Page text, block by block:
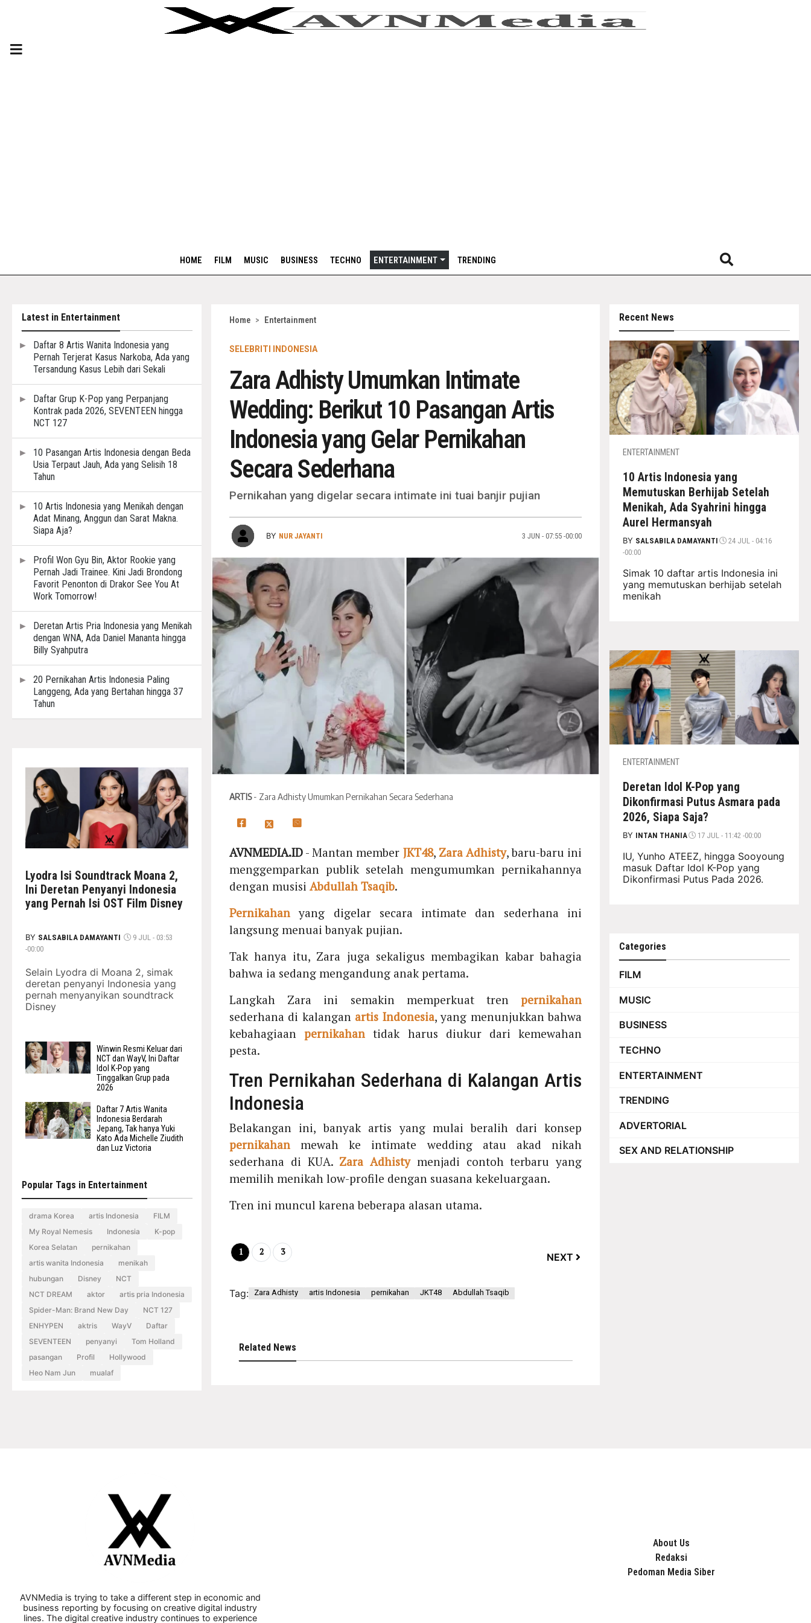
HOME FILM MUSIC BUSINESS TECHNO ENTERTAINMENT TRENDING
Latest in Entertainment
Daftar 8 Artis Wanita Indonesia yang
Pernah Terjerat Kasus Narkoba, Ada yang
Tersandung Kasus Lebih dari Sekali
Daftar Grup K-Pop yang Perpanjang
Kontrak pada 2026, SEVENTEEN hingga
NCT 127
10 Pasangan Artis Indonesia dengan Beda
Usia Terpaut Jauh, Ada yang Selisih 18
Tahun
10 Artis Indonesia yang Menikah dengan
Adat Minang, Anggun dan Sarat Makna.
Siapa Aja?
Profil Won Gyu Bin, Aktor Rookie yang
Pernah Jadi Trainee. Kini Jadi Brondong
Favorit Penonton di Drakor See You At
Work Tomorrow!
Deretan Artis Pria Indonesia yang Menikah
dengan WNA, Ada Daniel Mananta hingga
Billy Syahputra
20 Pernikahan Artis Indonesia Paling
Langgeng, Ada yang Bertahan hingga 37
Tahun
Lyodra Isi Soundtrack Moana 2,
Ini Deretan Penyanyi Indonesia
yang Pernah Isi OST Film Disney
BY SALSABILA DAMAYANTI
9 JUL - 03:53
-00:00
Selain Lyodra di Moana 2, simak
deretan penyanyi Indonesia yang
pernah menyanyikan soundtrack
Disney
Winwin Resmi Keluar dari
NCT dan WayV, Ini Daftar
Idol K-Pop yang
Tinggalkan Grup pada
2026
Daftar 7 Artis Wanita
Indonesia Berdarah
Jepang, Tak hanya Yuki
Kato Ada Michelle Ziudith
dan Luz Victoria
Popular Tags in Entertainment
drama Korea artis Indonesia
FILM
My Royal Nemesis
Indonesia
K-pop
Korea Selatan
pernikahan
artis wanita Indonesia
menikah
hubungan
Disney
NCT
NCT DREAM
aktor
artis pria Indonesia
Spider-Man: Brand New Day
NCT 127
ENHYPEN
aktris WayV
Daftar
SEVENTEEN
penyanyi
Tom Holland
pasangan
Profil
Hollywood
Heo Nam Jun
mualaf
Home > Entertainment
SELEBRITI INDONESIA
Zara Adhisty Umumkan Intimate
Wedding: Berikut 10 Pasangan Artis
Indonesia yang Gelar Pernikahan
Secara Sederhana
Pernikahan yang digelar secara intimate ini tuai banjir pujian
BY NUR JAYANTI 3 JUN - 07:55 -00:00
ARTIS- Zara Adhisty Umumkan Pernikahan Secara Sederhana
AVNMEDIA.ID - Mantan member JKT48, Zara Adhisty, baru-baru ini
menggemparkan publik setelah mengumumkan pernikahannya
dengan musisi Abdullah Tsaqib.
Pernikahan yang digelar secara intimate dan sederhana ini
langsung menuai banyak pujian.
Tak hanya itu, Zara juga sekaligus membagikan kabar bahagia
bahwa ia sedang mengandung anak pertama.
Langkah Zara ini semakin memperkuat tren pernikahan
sederhana di kalangan artis Indonesia, yang menunjukkan bahwa
kebahagiaanpernikahan tidak harus diukur dari kemewahan
pesta.
Tren Pernikahan Sederhana di Kalangan Artis
Indonesia
Belakangan ini, banyak artis yang mulai beralih dari konsep
pernikahan mewah ke intimate wedding atau akad nikah
sederhana di KUA. Zara Adhistymenjadi contoh terbaru yang
memilih menikah low-profile dengan suasana kekeluargaan.
Tren ini muncul karena beberapa alasan utama.
1 2 3 NEXT
Tag: Zara Adhisty artis Indonesia pernikahan JKT48 Abdullah Tsaqib
Related News
Recent News
ENTERTAINMENT
10 Artis Indonesia yang
Memutuskan Berhijab Setelah
Menikah, Ada Syahrini hingga
Aurel Hermansyah
BY SALSABILA DAMAYANTI
24 JUL - 04:16
-00:00
Simak 10 daftar artis Indonesia ini
yang memutuskan berhijab setelah
menikah
ENTERTAINMENT
Deretan Idol K-Pop yang
Dikonfirmasi Putus Asmara pada
2026, Siapa Saja?
BY INTAN THANIA 17 JUL - 11:42 -00:00
IU, Yunho ATEEZ, hingga Sooyoung
masuk Daftar Idol K-Pop yang
Dikonfirmasi Putus Pada 2026.
Categories
FILM
MUSIC
BUSINESS
TECHNO
ENTERTAINMENT
TRENDING
ADVERTORIAL
SEX AND RELATIONSHIP
AVNMedia is trying to take a different step in economic and
business reporting by focusing on creative digital industry
lines. The digital creative industry continues to experience
About Us
Redaksi
Pedoman Media Siber